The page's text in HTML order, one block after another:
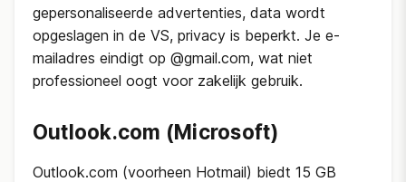
gepersonaliseerde advertenties, data wordt
opgeslagen in de VS, privacy is beperkt. Je e-
mailadres eindigt op @gmail.com, wat niet
professioneel oogt voor zakelijk gebruik.
Outlook.com (Microsoft)
Outlook.com (voorheen Hotmail) biedt 15 GB